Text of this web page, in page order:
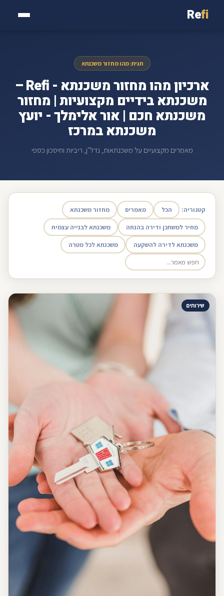
Refi
תגית: מהו מחזור משכנתא
ארכיון מהו מחזור משכנתא - Refi –
משכנתא בידיים מקצועיות | מחזור
משכנתא חכם | אור אלימלך - יועץ
משכנתא במרכז
מאמרים מקצועיים על משכנתאות, נדל"ן, ריביות וחיסכון כספי
קטגוריה: הכל מאמרים מחזור משכנתא
מחיר למשתכן ודירה בהנחה משכנתא לבנייה עצמית
משכנתא לדירה להשקעה משכנתא לכל מטרה
שירותים